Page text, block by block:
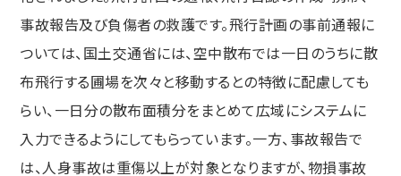
事故報告及び負傷者の救護です。飛行計画の事前通報に
ついては、国土交通省には、空中散布では一日のうちに散
布飛行する圃場を次々と移動するとの特徴に配慮しても
らい、一日分の散布面積分をまとめて広域にシステムに
入力できるようにしてもらっています。一方、事故報告で
は、人身事故は重傷以上が対象となりますが、物損事故